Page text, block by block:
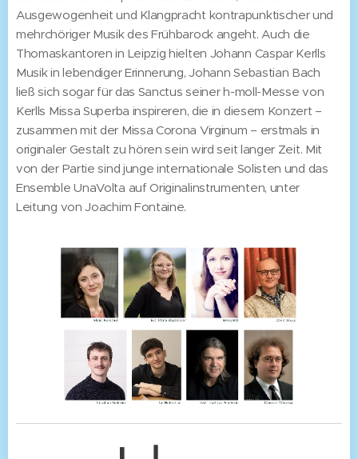
Ausgewogenheit und Klangpracht kontrapunktischer und
mehrchöriger Musik des Frühbarock angeht. Auch die
Thomaskantoren in Leipzig hielten Johann Caspar Kerlls
Musik in lebendiger Erinnerung, Johann Sebastian Bach
ließ sich sogar für das Sanctus seiner h-moll-Messe von
Kerlls Missa Superba inspireren, die in diesem Konzert –
zusammen mit der Missa Corona Virginum – erstmals in
originaler Gestalt zu hören sein wird seit langer Zeit. Mit
von der Partie sind junge internationale Solisten und das
Ensemble UnaVolta auf Originalinstrumenten, unter
Leitung von Joachim Fontaine.